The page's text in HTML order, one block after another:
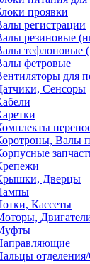
проявки
регистрации
резиновые
тефлоновые
фетровые
для
Сенсоры
Валы
Дверцы
Кассеты